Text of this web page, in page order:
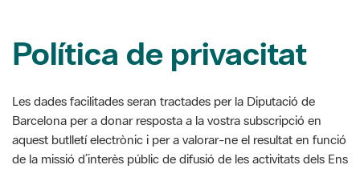
Política de privacitat
Les dades facilitades seran tractades per la Diputació de
Barcelona per a donar resposta a la vostra subscripció en
aquest butlletí electrònic i per a valorar-ne el resultat en funció
de la missió d’interès públic de difusió de les activitats dels Ens